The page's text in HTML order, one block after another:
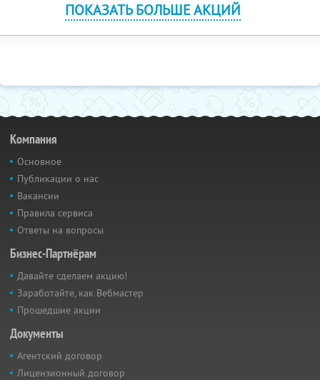
ПОКАЗАТЬ БОЛЬШЕ АКЦИЙ
Компания
Основное
Публикации о нас
Вакансии
Правила сервиса
Ответы на вопросы
Бизнес-Партнёрам
Давайте сделаем акцию!
Заработайте, как Вебмастер
Прошедшие акции
Документы
Агентский договор
Лицензионный договор